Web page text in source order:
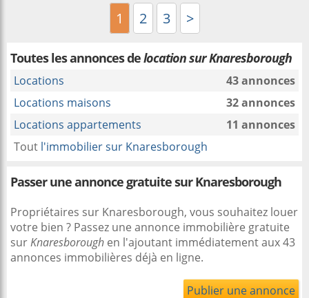
1 2 3 >
Toutes les annonces delocation sur Knaresborough
Locations
43 annonces
Locations maisons
32 annonces
Locations appartements
11 annonces
Tout l'immobilier sur Knaresborough
Passer une annonce gratuite sur Knaresborough
Propriétaires sur Knaresborough, vous souhaitez louer
votre bien ? Passez une annonce immobilière gratuite
surKnaresborough en l'ajoutant immédiatement aux 43
annonces immobilières déjà en ligne.
Publier une annonce